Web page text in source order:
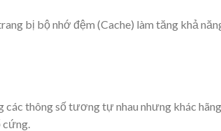
bị bộ nhớ đệm (Cache) làm tăng khả
các thông số tương tự nhau nhưng khác hãng